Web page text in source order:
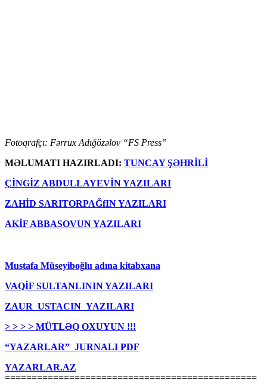
Fotoqrafçı: Fərrux Adığözəlov “FS Press”
MƏLUMATI HAZIRLADI: TUNCAY ŞƏHRİLİ
ÇİNGİZ ABDULLAYEVİN YAZILARI
ZAHİD SARITORPAĞfIN YAZILARI
AKİF ABBASOVUN YAZILARI
Mustafa Müseyiboğlu adına kitabxana
VAQİF SULTANLININ YAZILARI
ZAUR USTACIN YAZILARI
> > > > MÜTLƏQ OXUYUN !!!
“YAZARLAR” JURNALI PDF
YAZARLAR.AZ
===============================================